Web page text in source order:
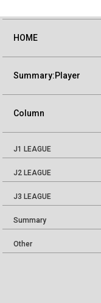
HOME
Summary:Player
Column
J1 LEAGUE
J2 LEAGUE
J3 LEAGUE
Summary
Other